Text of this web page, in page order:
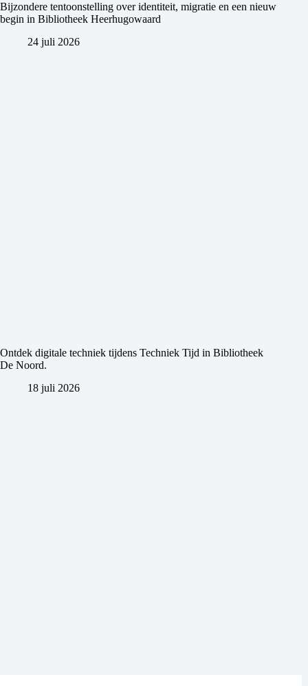
Bijzondere tentoonstelling over identiteit, migratie en een nieuw
begin in Bibliotheek Heerhugowaard
24 juli 2026
Ontdek digitale techniek tijdens Techniek Tijd in Bibliotheek
De Noord.
18 juli 2026